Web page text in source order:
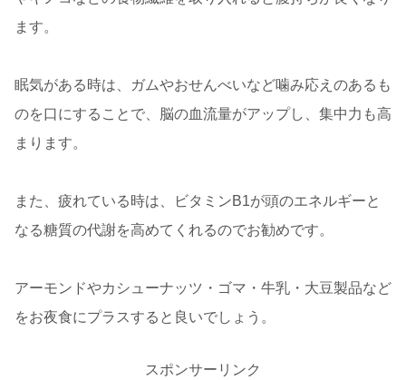
ます。
眠気がある時は、ガムやおせんべいなど噛み応えのあるも
のを口にすることで、脳の血流量がアップし、集中力も高
まります。
また、疲れている時は、ビタミンB1が頭のエネルギーと
なる糖質の代謝を高めてくれるのでお勧めです。
アーモンドやカシューナッツ・ゴマ・牛乳・大豆製品など
をお夜食にプラスすると良いでしょう。
スポンサーリンク